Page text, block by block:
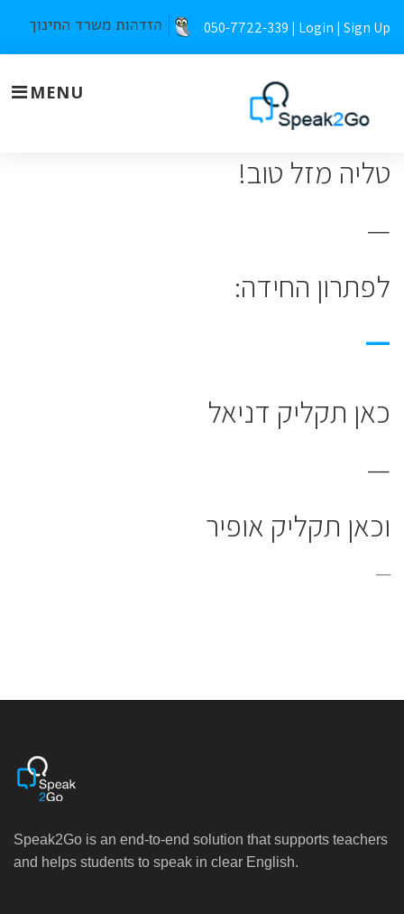
content
050-7722-339 | Login | Sign Up
MENU
טליה מזל טוב!
—
לפתרון החידה:
—
כאן תקליק דניאל
—
וכאן תקליק אופיר
—
Speak2Go is an end-to-end solution that supports teachers
and helps students to speak in clear English.